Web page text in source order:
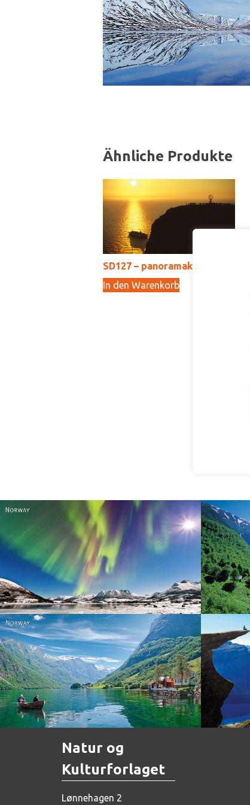
Ähnliche Produkte
SD127 – panoramakort
In den Warenkorb
Norway
Norway
Natur og
Kulturforlaget
Lønnehagen 2